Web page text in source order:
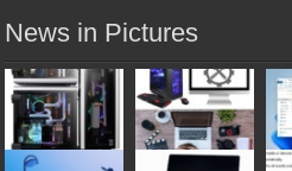
News in Pictures